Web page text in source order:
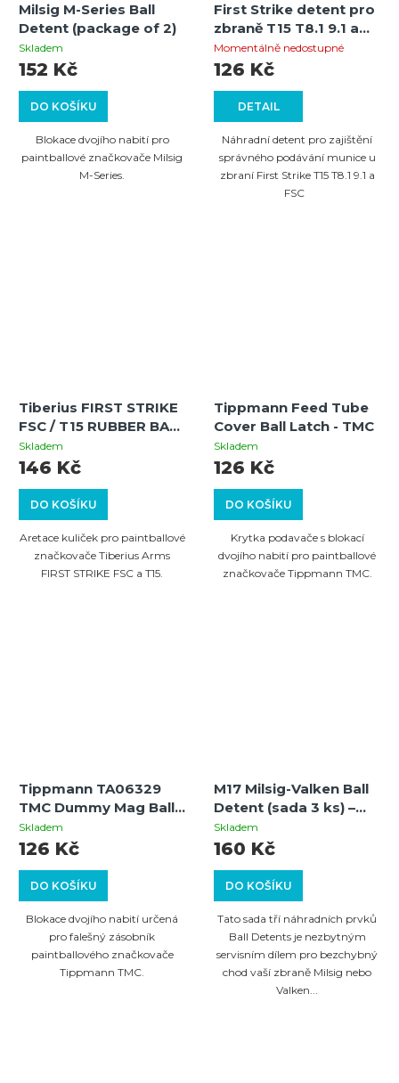
Milsig M-Series Ball
Detent (package of 2)
Skladem
DO KOŠÍKU
152 Kč
Blokace dvojího nabití pro
paintballové značkovače Milsig
M-Series.
First Strike detent pro
zbraně T15 T8.1 9.1 a
FSC černý – 1 kus
Momentálně nedostupné
DETAIL
126 Kč
Náhradní detent pro zajištění
správného podávání munice u
zbraní First Strike T15 T8.1 9.1 a
FSC
Tiberius FIRST STRIKE
FSC / T15 RUBBER BALL
DETENT --transparent
Skladem
DO KOŠÍKU
146 Kč
Aretace kuliček pro paintballové
značkovače Tiberius Arms
FIRST STRIKE FSC a T15.
Tippmann Feed Tube
Cover Ball Latch - TMC
Skladem
DO KOŠÍKU
126 Kč
Krytka podavače s blokací
dvojího nabití pro paintballové
značkovače Tippmann TMC.
Tippmann TA06329
TMC Dummy Mag Ball
Latch
Skladem
DO KOŠÍKU
126 Kč
Blokace dvojího nabití určená
pro falešný zásobník
paintballového značkovače
Tippmann TMC.
M17 Milsig-Valken Ball
Detent (sada 3 ks) –
náhradní blokace
kuliček
Skladem
DO KOŠÍKU
160 Kč
Tato sada tří náhradních prvků
Ball Detents je nezbytným
servisním dílem pro bezchybný
chod vaší zbraně Milsig nebo
Valken...